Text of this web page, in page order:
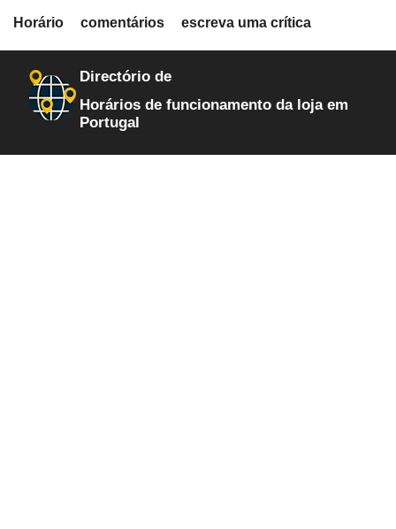
loja-de-chocolates
Directório de
Horários de funcionamento da loja em
Portugal
Horário comentários escreva uma crítica